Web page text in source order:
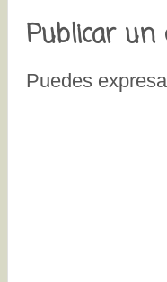
Publicar
Puedes